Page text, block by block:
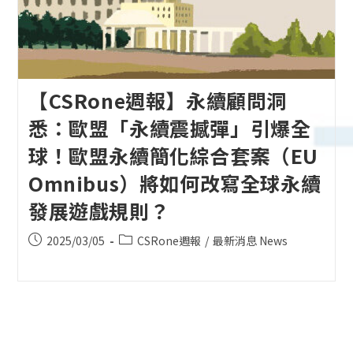
【CSRone週報】永續顧問洞
悉：歐盟「永續震撼彈」引爆全
球！歐盟永續簡化綜合套案（EU
Omnibus）將如何改寫全球永續
發展遊戲規則？
Post2025/03/05
PostCSRone週報 / 最新消息 News